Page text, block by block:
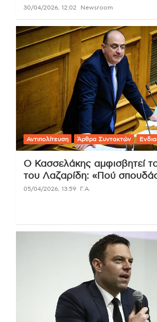
30/04/2026, 12:02 Newsroom
Αντιπολίτευση Άρθρα Συντακτών
Ο Κασσελάκης αμφισβητεί
του Λαζαρίδη: «Πού
05/04/2026, 13:59 Γ.Α.